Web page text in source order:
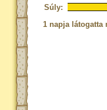
Súly:
1 napja látogatta